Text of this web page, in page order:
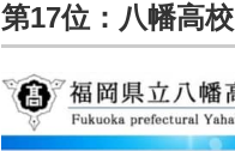
第17位：八幡高校